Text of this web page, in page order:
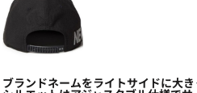
ブランドネームをライトサイドに大き